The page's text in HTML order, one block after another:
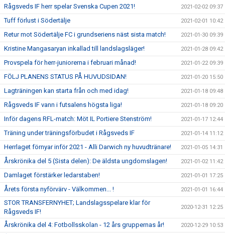
Rågsveds IF herr spelar Svenska Cupen 2021! 2021-02-02 09:37
Tuff förlust i Södertälje 2021-02-01 10:42
Retur mot Södertälje FC i grundseriens näst sista match! 2021-01-30 09:39
Kristine Mangasaryan inkallad till landslagsläger! 2021-01-28 09:42
Provspela för herr-juniorerna i februari månad! 2021-01-22 09:39
FÖLJ PLANENS STATUS PÅ HUVUDSIDAN! 2021-01-20 15:50
Lagträningen kan starta från och med idag! 2021-01-18 09:48
Rågsveds IF vann i futsalens högsta liga! 2021-01-18 09:20
Inför dagens RFL-match: Möt IL Portiere Stenström! 2021-01-17 12:44
Träning under träningsförbudet i Rågsveds IF 2021-01-14 11:12
Herrlaget förnyar inför 2021 - Alli Darwich ny huvudtränare! 2021-01-05 14:31
Årskrönika del 5 (Sista delen): De äldsta ungdomslagen! 2021-01-02 11:42
Damlaget förstärker ledarstaben! 2021-01-01 17:25
Årets första nyförvärv - Välkommen... ! 2021-01-01 16:44
STOR TRANSFERNYHET; Landslagsspelare klar för
Rågsveds IF!
2020-12-31 12:25
Årskrönika del 4: Fotbollsskolan - 12 års gruppernas år! 2020-12-29 10:53